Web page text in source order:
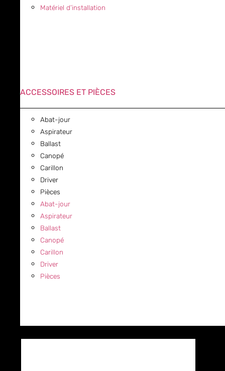
Matériel d’installation
ACCESSOIRES ET PIÈCES
Abat-jour
Aspirateur
Ballast
Canopé
Carillon
Driver
Pièces
Abat-jour
Aspirateur
Ballast
Canopé
Carillon
Driver
Pièces